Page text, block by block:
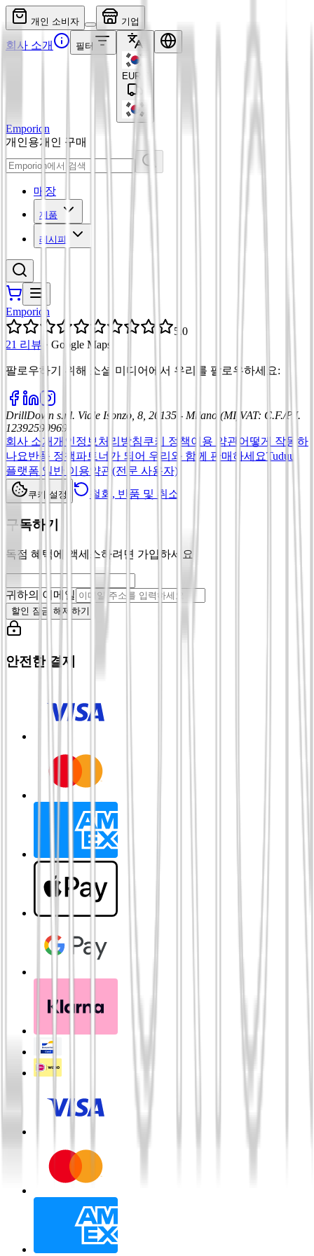
개인 소비자 기업
회사 소개 필터
EUR
Emporion
개인용개인 구매
매장
제품
레시피
Emporion
5.0
21 리뷰 · Google Maps
팔로우하기 위해 소셜 미디어에서 우리를 팔로우하세요:
DrillDown s.r.l. Viale Isonzo, 8, 20135 - Milano (MI) VAT: C.F./P.I.
12392590969
회사 소개개인정보처리방침쿠키 정책이용 약관 어떻게 작동하
나요반품 정책파트너가 되어 우리와 함께 판매하세요Tuduu
플랫폼 일반 이용약관(전문 사용자)
쿠키 설정 철회, 반품 및 취소
구독하기
독점 혜택에 액세스하려면 가입하세요
귀하의 이메일
할인 잠금 해제하기
안전한 결제